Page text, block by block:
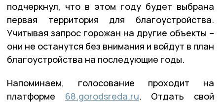
подчеркнул, что в этом году будет выбрана
первая территория для благоустройства.
Учитывая запрос горожан на другие объекты –
они не останутся без внимания и войдут в план
благоустройства на последующие годы.
Напоминаем, голосование проходит на
платформе 68.gorodsreda.ru. Отдать свой